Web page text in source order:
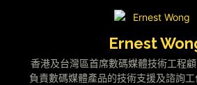
Ernest
香港及台灣區首席數碼媒體技術工程
負責數碼媒體產品的技術支援及諮詢